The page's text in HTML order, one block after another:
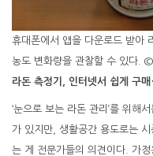
휴대폰에서 앱을 다운로드 받아
농도 변화량을 관찰할 수 있다.
라돈 측정기, 인터넷서 쉽게 구
‘눈으로 보는 라돈 관리’를 위해
가 있지만, 생활공간 용도로는 시
는 게 전문가들의 의견이다. 가